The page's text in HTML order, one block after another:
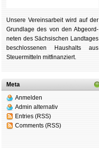
Unsere Ver­eins­ar­beit wird auf der
Grund­lage des von den Ab­ge­ord­
ne­ten des Säch­si­schen Land­tages
be­schlos­se­nen Haus­halts aus
Steu­er­mitteln mit­fi­nan­ziert.
Meta
Anmelden
Admin alternativ
Entries (RSS)
Comments (RSS)